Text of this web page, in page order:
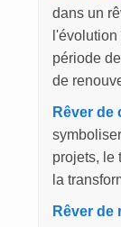
dans un
période
de
Rêver de
projets, le
la
Rêver de